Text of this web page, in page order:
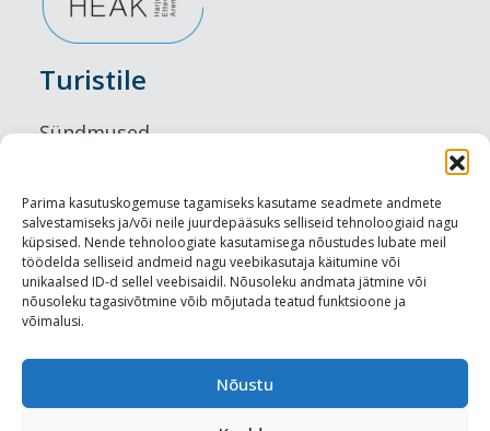
Parima kasutuskogemuse tagamiseks kasutame seadmete andmete
salvestamiseks ja/või neile juurdepääsuks selliseid tehnoloogiaid nagu
küpsised. Nende tehnoloogiate kasutamisega nõustudes lubate meil
töödelda selliseid andmeid nagu veebikasutaja käitumine või
unikaalsed ID-d sellel veebisaidil. Nõusoleku andmata jätmine või
nõusoleku tagasivõtmine võib mõjutada teatud funktsioone ja
võimalusi.
Nõustu
Turistile
Sündmused
Maitseelamused
Vaatamisväärsused
Visit Tallinn
Turismiprofessionaalile